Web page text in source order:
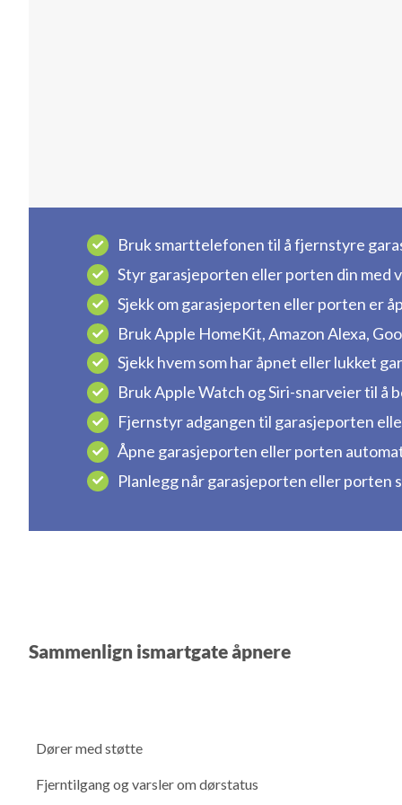
Bruk smarttelefonen til å fjernstyre
Styr garasjeporten eller porten din med
Sjekk om garasjeporten eller porten er
Bruk Apple HomeKit, Amazon Alexa,
Sjekk hvem som har åpnet eller lukket
Bruk Apple Watch og Siri-snarveier til å
Fjernstyr adgangen til garasjeporten
Åpne garasjeporten eller porten
Planlegg når garasjeporten eller porten
Sammenlign ismartgate åpnere
Dører med støtte
Fjerntilgang og varsler om dørstatus